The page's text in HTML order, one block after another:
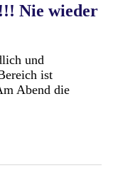
Nie wieder
und
ist
Abend die